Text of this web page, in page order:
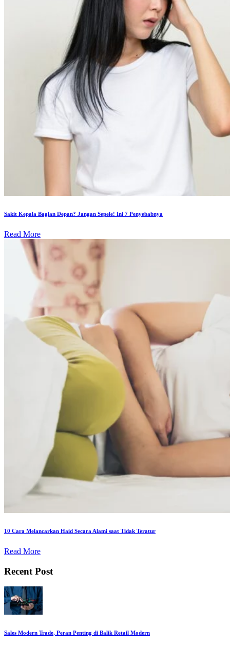
Sakit Kepala Bagian Depan? Jangan Sepele! Ini 7 Penyebabnya
Read More
10 Cara Melancarkan Haid Secara Alami saat Tidak Teratur
Read More
Recent Post
Sales Modern Trade, Peran Penting di Balik Retail Modern